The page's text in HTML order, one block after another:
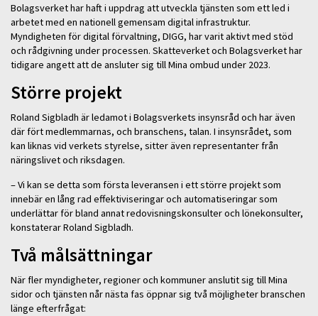
Bolagsverket har haft i uppdrag att utveckla tjänsten som ett led i
arbetet med en nationell gemensam digital infrastruktur.
Myndigheten för digital förvaltning, DIGG, har varit aktivt med stöd
och rådgivning under processen. Skatteverket och Bolagsverket har
tidigare angett att de ansluter sig till Mina ombud under 2023.
Större projekt
Roland Sigbladh är ledamot i Bolagsverkets insynsråd och har även
där fört medlemmarnas, och branschens, talan. I insynsrådet, som
kan liknas vid verkets styrelse, sitter även representanter från
näringslivet och riksdagen.
– Vi kan se detta som första leveransen i ett större projekt som
innebär en lång rad effektiviseringar och automatiseringar som
underlättar för bland annat redovisningskonsulter och lönekonsulter,
konstaterar Roland Sigbladh.
Två målsättningar
När fler myndigheter, regioner och kommuner anslutit sig till Mina
sidor och tjänsten når nästa fas öppnar sig två möjligheter branschen
länge efterfrågat: